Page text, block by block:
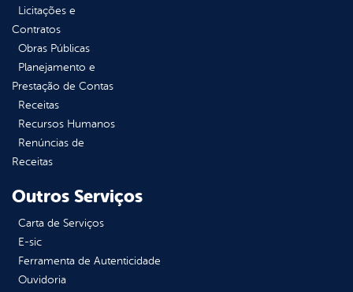
Licitações e
Contratos
Obras Públicas
Planejamento e
Prestação de Contas
Receitas
Recursos Humanos
Renúncias de
Receitas
Outros Serviços
Carta de Serviços
E-sic
Ferramenta de Autenticidade
Ouvidoria